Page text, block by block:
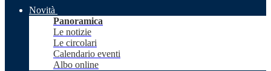
Novità
Panoramica
Le notizie
Le circolari
Calendario eventi
Albo online